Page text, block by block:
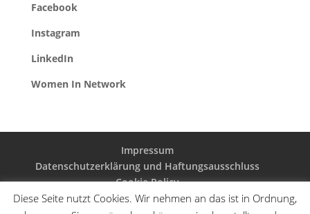
Facebook
Instagram
LinkedIn
Women In Network
Impressum
Datenschutzerklärung und Haftungsausschluss
Cookie Policy
Diese Seite nutzt Cookies. Wir nehmen an das ist in Ordnung,